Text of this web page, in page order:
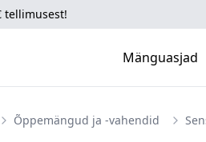
tellimusest!
Mänguasjad
Õppemängud ja -vahendid